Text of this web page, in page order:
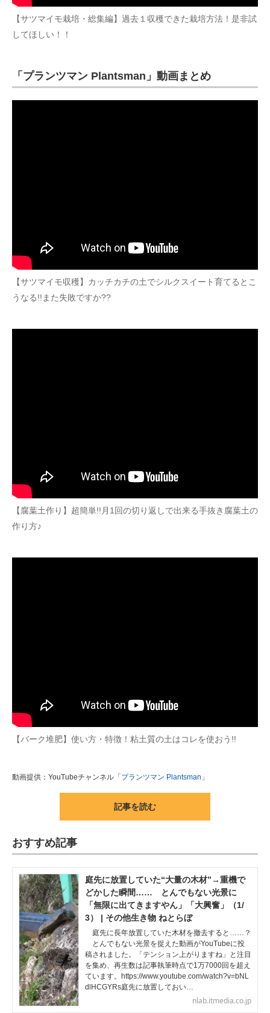
【サツマイモ栽培・総集編】過去１収穫できた栽培方法！是非試
してほしい！！
「プランツマン Plantsman」動画まとめ
【サツマイモ収穫】カッチカチの土でシルクスイート育てるとこ
うなる!!また失敗ですか??
【腐葉土作り】超簡単!!月1回の切り返しで出来る手抜き腐葉土の
作り方♪
【バーク堆肥】使い方・特徴！粘土質の土はコレを使おう!!
動画提供：YouTubeチャンネル「 プランツマン Plantsman 」
記事を読む
おすすめ記事
庭先に放置していた“大量の木材”→重機で
どかした瞬間…… とんでもない光景に
「無限に出てきますやん」「大興奮」（1/
3） | その他生き物 ねとらぼ
庭先に長年放置していた木材を撤去すると……？
とんでもない光景を捉えた動画がYouTubeに投
稿されました。「テンション上がりますね」と注目
を集め、再生数は記事執筆時点で1万7000回を超え
ています。https://www.youtube.com/watch?v=bNL
dlHCGYRs庭先に放置しておい…
nlab.itmedia.co.jp